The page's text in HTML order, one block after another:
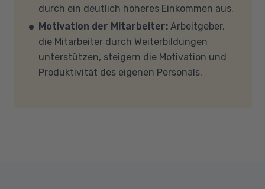
Sie darauf, dass Ihre Sicherheitsprogramme
und -einstellungen (Anti-Viren-Programme,
Firewalls etc.) die Verbindung mit MS Teams
nicht blockieren. Bitte beachten Sie außerdem,
dass für eine reibungslose Übertragung eine
durch ein deutlich höheres Einkommen aus.
Motivation der Mitarbeiter: Arbeitgeber,
die Mitarbeiter durch Weiterbildungen
unterstützen, steigern die Motivation und
Produktivität des eigenen Personals.